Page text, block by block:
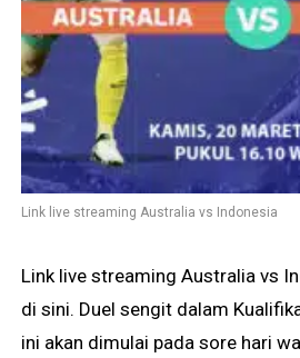
Link live streaming Australia vs Indonesia
Link live streaming Australia vs
di sini. Duel sengit dalam
ini akan dimulai pada sore hari